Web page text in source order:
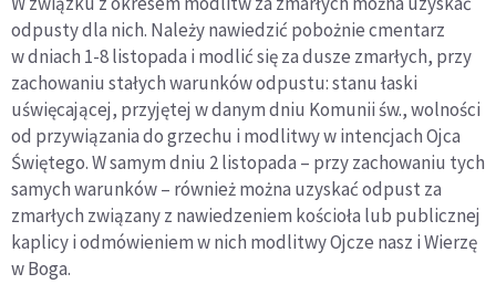
odpusty dla nich. Należy nawiedzić pobożnie cmentarz
w dniach 1-8 listopada i modlić się za dusze zmarłych, przy
zachowaniu stałych warunków odpustu: stanu łaski
uświęcającej, przyjętej w danym dniu Komunii św., wolności
od przywiązania do grzechu i modlitwy w intencjach Ojca
Świętego. W samym dniu 2 listopada – przy zachowaniu tych
samych warunków – również można uzyskać odpust za
zmarłych związany z nawiedzeniem kościoła lub publicznej
kaplicy i odmówieniem w nich modlitwy Ojcze nasz i Wierzę
w Boga.